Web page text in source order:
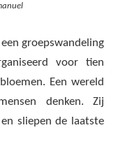
groepswandeling
voor tien
Een wereld
denken. Zij
sliepen de laatste